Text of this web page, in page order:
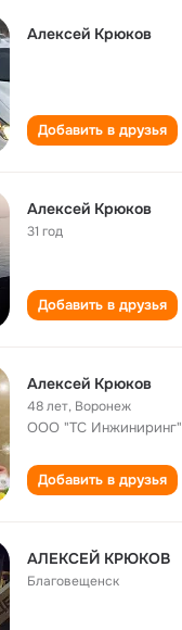
Алексей Крюков
Добавить в друзья
Алексей Крюков
31 год
Добавить в друзья
Алексей Крюков
48 лет, Воронеж
ООО "ТС Инжиниринг"
Добавить в друзья
АЛЕКСЕЙ КРЮКОВ
Благовещенск